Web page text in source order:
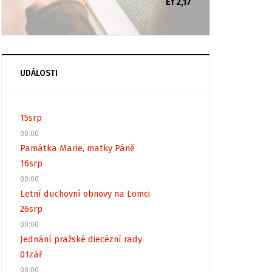
Ef 2,17
UDÁLOSTI
15srp
00:00
Památka Marie, matky Páně
16srp
00:00
Letní duchovní obnovy na Lomci
26srp
00:00
Jednání pražské diecézní rady
01zář
00:00